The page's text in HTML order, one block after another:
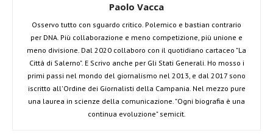
Paolo Vacca
Osservo tutto con sguardo critico. Polemico e bastian contrario
per DNA. Più collaborazione e meno competizione, più unione e
meno divisione. Dal 2020 collaboro con il quotidiano cartaceo "La
Città di Salerno". E Scrivo anche per Gli Stati Generali. Ho mosso i
primi passi nel mondo del giornalismo nel 2013, e dal 2017 sono
iscritto all'Ordine dei Giornalisti della Campania. Nel mezzo pure
una laurea in scienze della comunicazione. "Ogni biografia è una
continua evoluzione" semicit.